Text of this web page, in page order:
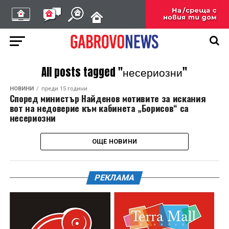
All posts tagged "несериозни"
НОВИНИ преди 15 години
Според министър Найденов мотивите за искания
вот на недоверие към кабинета „Борисов“ са
несериозни
ОЩЕ НОВИНИ
РЕКЛАМА